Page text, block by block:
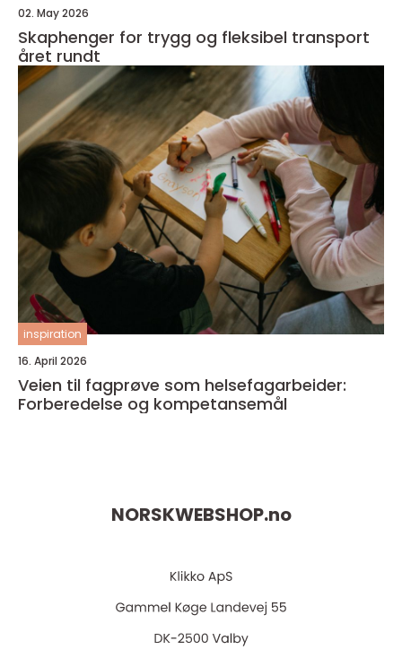
02. May 2026
Skaphenger for trygg og fleksibel transport
året rundt
inspiration
16. April 2026
Veien til fagprøve som helsefagarbeider:
Forberedelse og kompetansemål
NORSKWEBSHOP.no